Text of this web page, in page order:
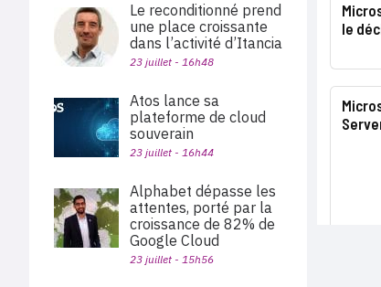
le
Le reconditionné prend
une place croissante
dans l’activité d’Itancia
23 juillet - 16h48
Atos lance sa
plateforme de cloud
souverain
23 juillet - 16h44
Alphabet dépasse les
attentes, porté par la
croissance de 82% de
Google Cloud
23 juillet - 15h56